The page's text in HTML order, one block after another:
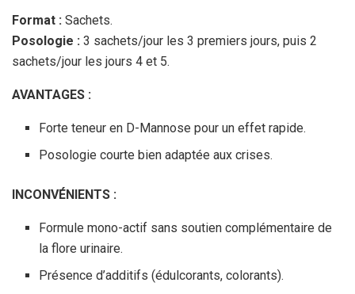
Format : Sachets.
Posologie : 3 sachets/jour les 3 premiers jours, puis 2
sachets/jour les jours 4 et 5.
AVANTAGES :
Forte teneur en D-Mannose pour un effet rapide.
Posologie courte bien adaptée aux crises.
INCONVÉNIENTS :
Formule mono-actif sans soutien complémentaire de
la flore urinaire.
Présence d’additifs (édulcorants, colorants).